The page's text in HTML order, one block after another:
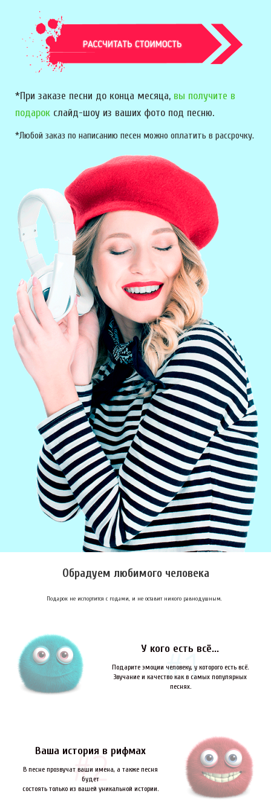
*При заказе песни до конца месяца, вы получите в
подарок слайд-шоу из ваших фото под песню.
*Любой заказ по написанию песен можно оплатить в рассрочку.
Обрадуем любимого человека
Подарок не испортится с годами, и не оставит никого равнодушным.
У кого есть всё...
Подарите эмоции человеку, у которого есть всё.
Звучание и качество как в самых популярных
песнях.
Ваша история в рифмах
В песне прозвучат ваши имена, а также песня
будет
состоять только из вашей уникальной истории.